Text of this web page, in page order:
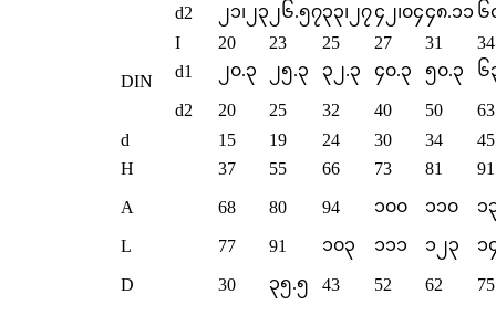
d2 ၂၁၊၂၃ ၂၆.၅၇၃၃၊၂၇၄၂၊၀၄၄၈.၁၁ ၆
DIN
I 20 23 25 27 31
34
d1
၂၀.၃ ၂၅.၃ ၃၂.၃ ၄၀.၃ ၅၀.၃ ၆
d2 20 25 32 40 50
63
d
15 19 24 30 34
45
H
37 55 66 73 81 91
A 68 80 94 ၁၀၀ ၁၁၀ ၁
L 77 91 ၁၀၃ ၁၁၁ ၁၂၃ ၁
D 30 ၃၅.၅ 43 52 62 75